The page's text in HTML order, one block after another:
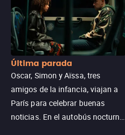
Última parada
Oscar, Simon y Aïssa, tres
amigos de la infancia, viajan a
París para celebrar buenas
noticias. En el autobús nocturno